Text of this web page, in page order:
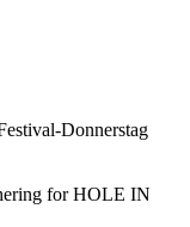
Donnerstag
for HOLE IN